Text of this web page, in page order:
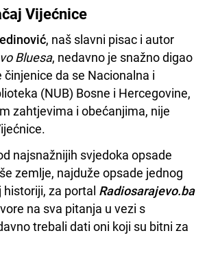
Vijećnice
, naš slavni pisac i autor
Bluesa, nedavno je snažno digao
da se Nacionalna i
(NUB) Bosne i Hercegovine,
zahtjevima i obećanjima, nije
najsnažnijih svjedoka opsade
zemlje, najduže opsade jednog
za portal Radiosarajevo.ba
na sva pitanja u vezi s
trebali dati oni koji su bitni za